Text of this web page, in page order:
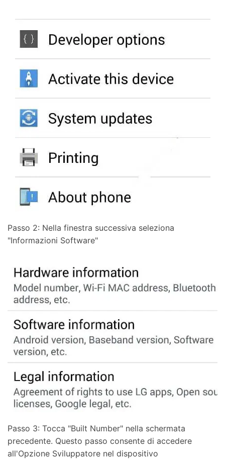
Passo 2: Nella finestra successiva seleziona
"Informazioni Software"
Passo 3: Tocca "Built Number" nella schermata
precedente. Questo passo consente di accedere
all'Opzione Sviluppatore nel dispositivo